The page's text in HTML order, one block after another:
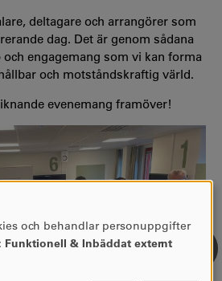
deltagare och arrangörer som
dag. Det är genom sådana
engagemang som vi kan forma
och motståndskraftig värld.
evenemang framöver!
och behandlar personuppgifter
Funktionell & Inbäddat externt